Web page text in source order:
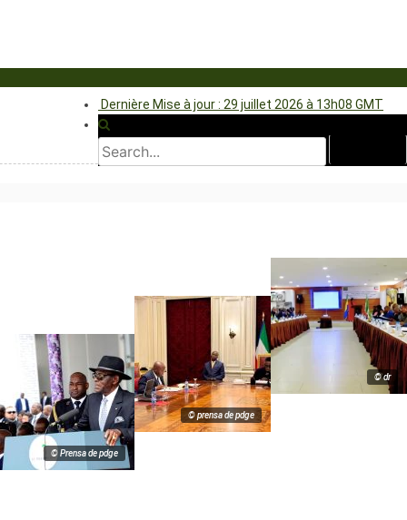
Dernière Mise à jour : 29 juillet 2026 à 13h08 GMT
© dr
© prensa de pdge
© Prensa de pdge